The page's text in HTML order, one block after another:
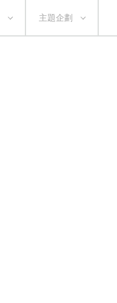
主題企劃